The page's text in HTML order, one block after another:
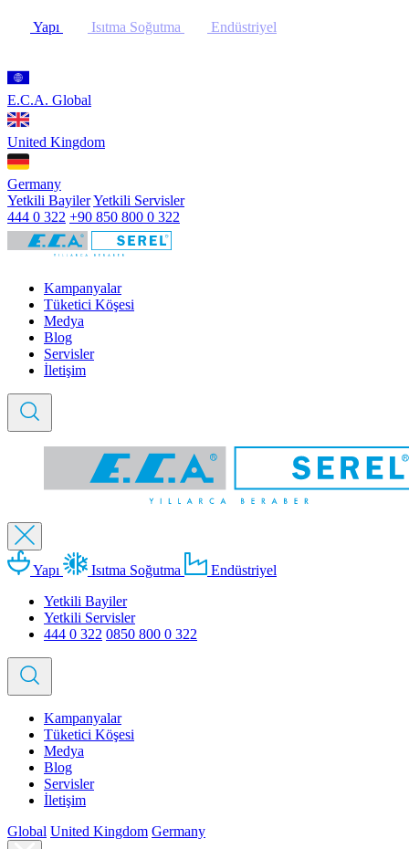
Yapı Isıtma Soğutma Endüstriyel
E.C.A. Global
United Kingdom
Germany
Yetkili BayilerYetkili Servisler
444 0 322 +90 850 800 0 322
Kampanyalar
Tüketici Köşesi
Medya
Blog
Servisler
İletişim
Yapı Isıtma Soğutma
Endüstriyel
Yetkili Bayiler
Yetkili Servisler
444 0 322 0850 800 0 322
Kampanyalar
Tüketici Köşesi
Medya
Blog
Servisler
İletişim
Global United Kingdom Germany